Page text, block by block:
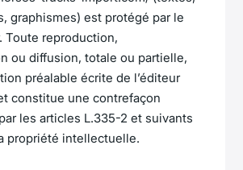
graphismes) est protégé par le
Toute reproduction,
ou diffusion, totale ou partielle,
préalable écrite de l’éditeur
constitue une contrefaçon
les articles L.335-2 et suivants
propriété intellectuelle.